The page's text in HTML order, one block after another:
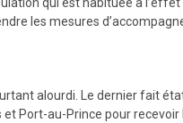
les mesures
alourdi. Le dernier fait
Port-au-Prince pour